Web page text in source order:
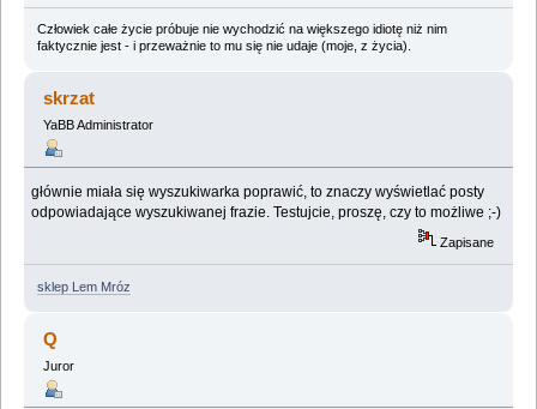
Człowiek całe życie próbuje nie wychodzić na większego idiotę niż nim
faktycznie jest - i przeważnie to mu się nie udaje (moje, z życia).
skrzat
YaBB Administrator
głównie miała się wyszukiwarka poprawić, to znaczy wyświetlać posty
odpowiadające wyszukiwanej frazie. Testujcie, proszę, czy to możliwe ;-)
Zapisane
sklep Lem Mróz
Q
Juror